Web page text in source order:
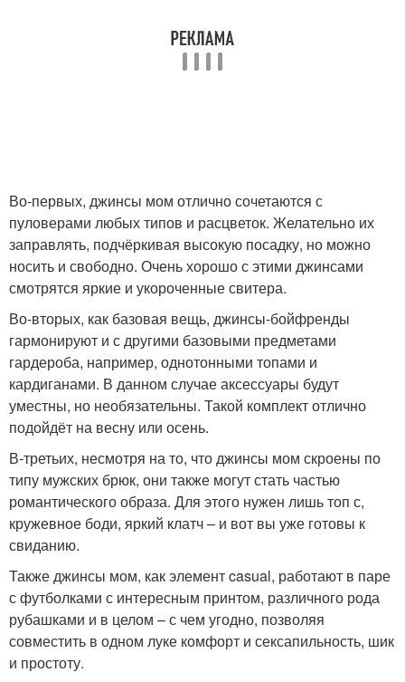
Во-первых, джинсы мом отлично сочетаются с
пуловерами любых типов и расцветок. Желательно их
заправлять, подчёркивая высокую посадку, но можно
носить и свободно. Очень хорошо с этими джинсами
смотрятся яркие и укороченные свитера.
Во-вторых, как базовая вещь, джинсы-бойфренды
гармонируют и с другими базовыми предметами
гардероба, например, однотонными топами и
кардиганами. В данном случае аксессуары будут
уместны, но необязательны. Такой комплект отлично
подойдёт на весну или осень.
В-третьих, несмотря на то, что джинсы мом скроены по
типу мужских брюк, они также могут стать частью
романтического образа. Для этого нужен лишь топ с,
кружевное боди, яркий клатч – и вот вы уже готовы к
свиданию.
Также джинсы мом, как элемент casual, работают в паре
с футболками с интересным принтом, различного рода
рубашками и в целом – с чем угодно, позволяя
совместить в одном луке комфорт и сексапильность, шик
и простоту.